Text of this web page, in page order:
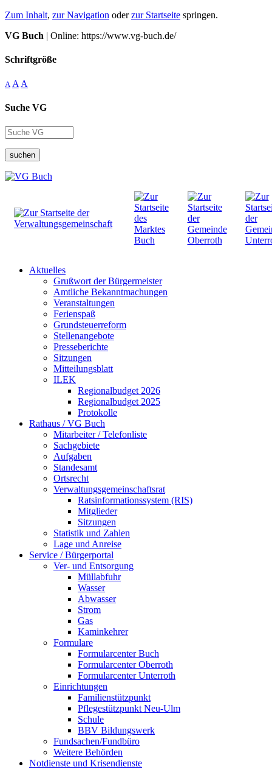
Zum Inhalt, zur Navigation oderzur Startseite springen.
VG Buch | Online: https://www.vg-buch.de/
Schriftgröße
A A A
Suche VG
suchen
Aktuelles
Grußwort der Bürgermeister
Amtliche Bekanntmachungen
Veranstaltungen
Ferienspaß
Grundsteuerreform
Stellenangebote
Presseberichte
Sitzungen
Mitteilungsblatt
ILEK
Regionalbudget 2026
Regionalbudget 2025
Protokolle
Rathaus / VG Buch
Mitarbeiter / Telefonliste
Sachgebiete
Aufgaben
Standesamt
Ortsrecht
Verwaltungsgemeinschaftsrat
Ratsinformationssystem (RIS)
Mitglieder
Sitzungen
Statistik und Zahlen
Lage und Anreise
Service / Bürgerportal
Ver- und Entsorgung
Müllabfuhr
Wasser
Abwasser
Strom
Gas
Kaminkehrer
Formulare
Formularcenter Buch
Formularcenter Oberroth
Formularcenter Unterroth
Einrichtungen
Familienstützpunkt
Pflegestützpunkt Neu-Ulm
Schule
BBV Bildungswerk
Fundsachen/Fundbüro
Weitere Behörden
Notdienste und Krisendienste